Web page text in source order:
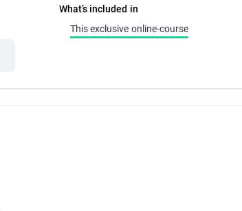
What’s included in
This exclusive online-course